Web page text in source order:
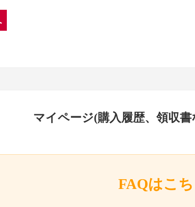
マイページ(購入履歴、領収書
FAQはこ